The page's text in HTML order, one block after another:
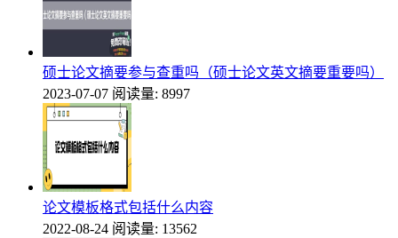
硕士论文摘要参与查重吗（硕士论文英文摘要重要吗）
2023-07-07 阅读量: 8997
论文模板格式包括什么内容
2022-08-24 阅读量: 13562